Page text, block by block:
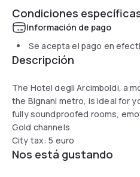
Condiciones
Información de pago
Se acepta el pago en
Descripción
The Hotel degli Arcimboldi, a
the Bignani metro, is ideal for
fully soundproofed rooms,
Gold channels.
City tax: 5 euro
Nos está gustando